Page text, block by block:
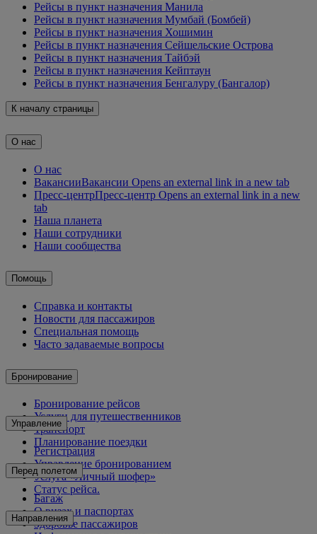
Рейсы в пункт назначения Манила
Рейсы в пункт назначения Мумбай (Бомбей)
Рейсы в пункт назначения Хошимин
Рейсы в пункт назначения Сейшельские Острова
Рейсы в пункт назначения Тайбэй
Рейсы в пункт назначения Кейптаун
Рейсы в пункт назначения Бенгалуру (Бангалор)
К началу страницы
О нас
О нас
ВакансииВакансии Opens an external link in a new tab
Пресс-центрПресс-центр Opens an external link in a new
tab
Наша планета
Наши сотрудники
Наши сообщества
Помощь
Справка и контакты
Новости для пассажиров
Специальная помощь
Часто задаваемые вопросы
Бронирование
Бронирование рейсов
Услуги для путешественников
Транспорт
Планирование поездки
Управление
Регистрация
Управление бронированием
Услуга «Личный шофер»
Статус рейса.
Перед полетом
Багаж
О визах и паспортах
Здоровье пассажиров
Направления